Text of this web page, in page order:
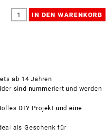
ab 14 Jahren
sind nummeriert und werden
DIY Projekt und eine
als Geschenk für